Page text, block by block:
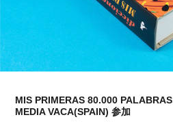
MIS PRIMERAS 80.000 PALABRAS
MEDIA VACA(SPAIN) 参加